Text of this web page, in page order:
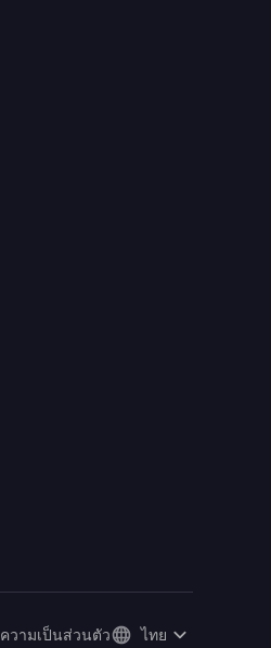
ความเป็นส่วนตัว ไทย